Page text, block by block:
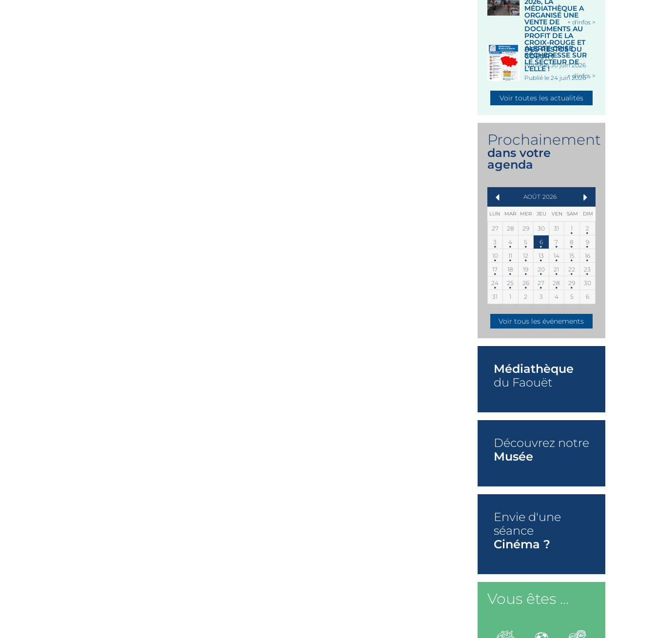
MÉDIATHÈQUE A
ORGANISÉ UNE
VENTE DE
DOCUMENTS AU
PROFIT DE LA
CROIX-ROUGE ET
DES RESTOS DU
COEUR !
Publié le 30 juin 2026
+ d'infos >
ALERTE CRISE
SÉCHERESSE SUR
LE SECTEUR DE
L’ELLÉ !
Publié le 24 juin 2026
+ d'infos >
Voir toutes les actualités
Prochainement
dans votre
agenda
AOÛT 2026
LUN MAR MER JEU VEN SAM DIM
27 28 29 30 31 1
2
3
4 5 6 7 8
9
10
11 12 13 14 15
16
17
18 19 20 21 22
23
24
25 26 27 28 29
30
31
1 2 3 4 5 6
Voir tous les événements
Médiathèque
du Faouët
Découvrez notre
Musée
Envie d'une
séance
Cinéma ?
Vous êtes ...